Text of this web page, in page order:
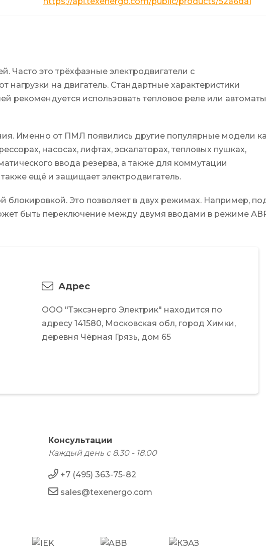
Часто это трёхфазные электродвигатели с
на двигатель. Стандартные характеристики
рекомендуется использовать тепловое реле или автоматы
Именно от ПМЛ появились другие популярные модели
насосах, лифтах, эскалаторах, тепловых пушках,
ввода резерва, а также для коммутации
ещё и защищает электродвигатель.
блокировкой. Это позволяет в двух режимах. Например,
быть переключение между двумя вводами в режиме
Адрес
ООО "Тэксэнерго Электрик" находится по
адресу 141580, Московская обл, город Химки,
деревня Чёрная Грязь, дом 65
Консультации
Каждый день с 8.30 - 18.00
+7 (495) 363-75-82
sales@texenergo.com